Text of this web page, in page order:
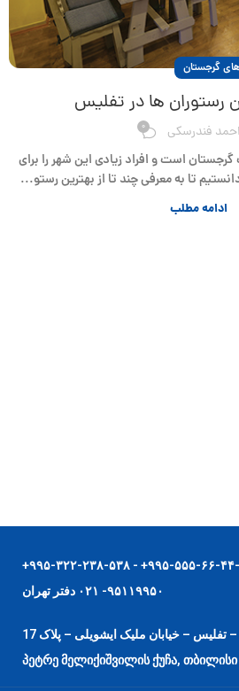
گرجستان
رستوران ها در تفلیس
احمد فندرسکی 0
است و افراد زیادی این شهر را برای
تا به معرفی چند تا از بهترین رستو...
ادامه مطلب
۶۶-۴۴-۳۳+ - ۹۹۵-۳۲۲-۲۳۸-۵۳۸+
۹۵۱۱۹۹۵۰- ۰۲۱ دفتر تهران
تفلیس – خیابان ملیک ایشویلی – پلاک 17